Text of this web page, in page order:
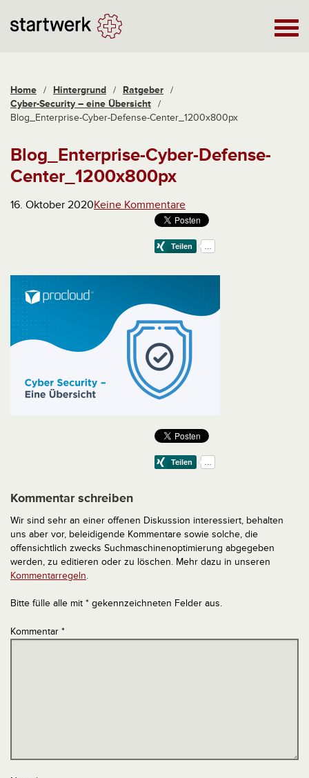
Home / Hintergrund / Ratgeber /
Cyber-Security – eine Übersicht /
Blog_Enterprise-Cyber-Defense-Center_1200x800px
Blog_Enterprise-Cyber-Defense-
Center_1200x800px
16. Oktober 2020Keine Kommentare
Kommentar schreiben
Wir sind sehr an einer offenen Diskussion interessiert, behalten
uns aber vor, beleidigende Kommentare sowie solche, die
offensichtlich zwecks Suchmaschinenoptimierung abgegeben
werden, zu editieren oder zu löschen. Mehr dazu in unseren
Kommentarregeln.
Bitte fülle alle mit * gekennzeichneten Felder aus.
Kommentar *